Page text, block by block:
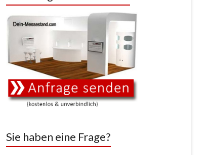
Sie haben eine Frage?